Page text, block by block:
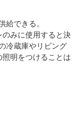
給できる。
みに使用すると決
冷蔵庫やリビング
明をつけることは